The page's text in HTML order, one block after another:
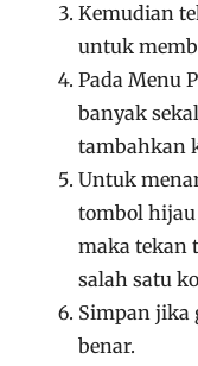
Kemudian
untuk
Pada Menu
banyak
tambahkan
Untuk
tombol
maka tekan
salah satu
Simpan jika
benar.